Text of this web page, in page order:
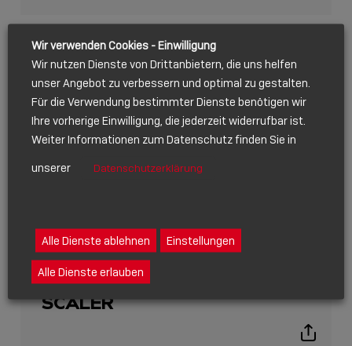
FEBRUAR 01, 2024
STAND ALONE 3×3
HDMI® VIDEO WALL
SCALER
Show
Wir verwenden Cookies - Einwilligung
Wir nutzen Dienste von Drittanbietern, die uns helfen
unser Angebot zu verbessern und optimal zu gestalten.
Für die Verwendung bestimmter Dienste benötigen wir
Ihre vorherige Einwilligung, die jederzeit widerrufbar ist.
Weiter Informationen zum Datenschutz finden Sie in
unserer
Datenschutzerklärung
Alle Dienste ablehnen Einstellungen
Alle Dienste erlauben